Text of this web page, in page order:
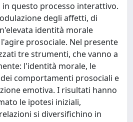
questo processo interattivo.
degli affetti, di
identità morale
prosociale. Nel presente
tre strumenti, che vanno a
l'identità morale, le
comportamenti prosociali e
emotiva. I risultati hanno
le ipotesi iniziali,
si diversifichino in